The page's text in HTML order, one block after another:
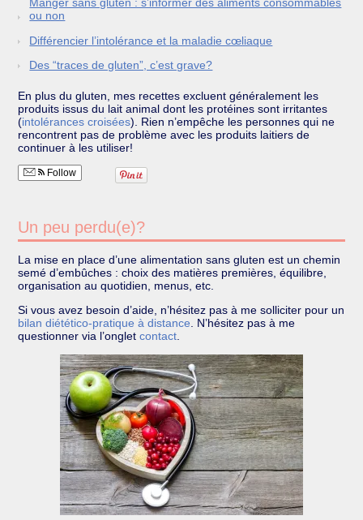
ou non
Différencier l’intolérance et la maladie cœliaque
Des “traces de gluten”, c’est grave?
En plus du gluten, mes recettes excluent généralement les
produits issus du lait animal dont les protéines sont irritantes
(intolérances croisées). Rien n’empêche les personnes qui ne
rencontrent pas de problème avec les produits laitiers de
continuer à les utiliser!
Follow
Un peu perdu(e)?
La mise en place d’une alimentation sans gluten est un chemin
semé d’embûches : choix des matières premières, équilibre,
organisation au quotidien, menus, etc.
Si vous avez besoin d’aide, n’hésitez pas à me solliciter pour un
bilan diétético-pratique à distance. N’hésitez pas à me
questionner via l’ongletcontact.